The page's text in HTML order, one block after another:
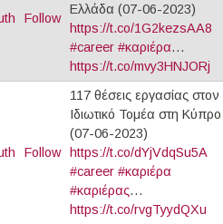
Follow
Ελλάδα (07-06-2023)
https://t.co/1G2kezsAA8
#career #καριέρα…
https://t.co/mvy3HNJORj
Follow
117 θέσεις εργασίας στον
Ιδιωτικό Τομέα στη Κύπρο
(07-06-2023)
https://t.co/dYjVdqSu5A
#career #καριέρα
#καριέρας…
https://t.co/rvgTyydQXu